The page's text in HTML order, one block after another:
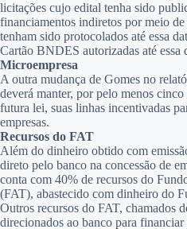
licitações cujo edital tenha sido
financiamentos indiretos por meio
tenham sido protocolados até essa
Cartão BNDES autorizadas até essa
Microempresa
A outra mudança de Gomes no
deverá manter, por pelo menos
futura lei, suas linhas incentivadas
empresas.
Recursos do FAT
Além do dinheiro obtido com
direto pelo banco na concessão de
conta com 40% de recursos do
(FAT), abastecido com dinheiro do
Outros recursos do FAT, chamados
direcionados ao banco para